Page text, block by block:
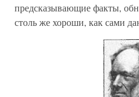
предсказывающие факты,
столь же хороши, как сами